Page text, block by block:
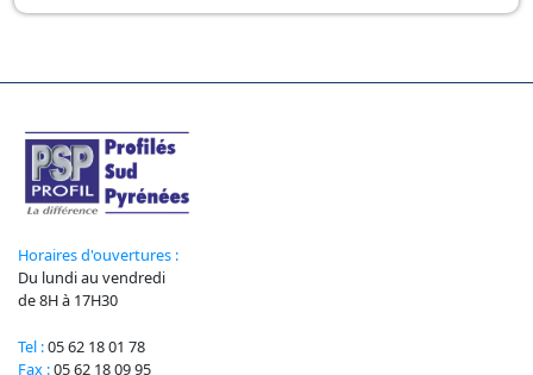
Tel :05 62 18 01 78
Fax :05 62 18 09 95
Horaires d'ouvertures :
Du lundi au vendredi
de 8H à 17H30